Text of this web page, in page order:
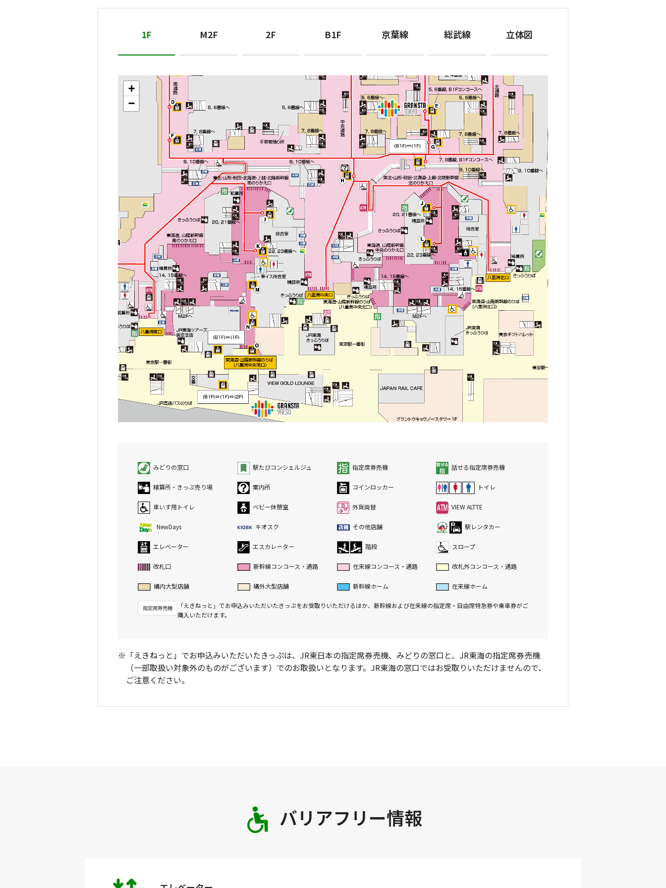
1F M2F 2F B1F 京葉線 総武線 立体図
+
−
+
−
+
−
+
−
+
−
+
−
+
−
みどりの窓口 駅たびコンシェルジュ 指定席券売機 話せる指定席券売機
精算所・きっぷ売り場 案内所 コインロッカー トイレ
車いす用トイレ ベビー休憩室 外貨両替 VIEW ALTTE
NewDays キオスク その他店舗 駅レンタカー
エレベーター エスカレーター 階段 スロープ
改札口 新幹線コンコース・通路 在来線コンコース・通路 改札外コンコース・通路
構内大型店舗 構外大型店舗 新幹線ホーム 在来線ホーム
「えきねっと」でお申込みいただいたきっぷをお受取りいただけるほか、新幹線および在来線の指定席・自由席特急券や乗車券がご
購入いただけます。
※「えきねっと」でお申込みいただいたきっぷは、JR東日本の指定席券売機、みどりの窓口と、JR東海の指定席券売機
（一部取扱い対象外のものがございます）でのお取扱いとなります。JR東海の窓口ではお受取りいただけませんので、
ご注意ください。
バリアフリー情報